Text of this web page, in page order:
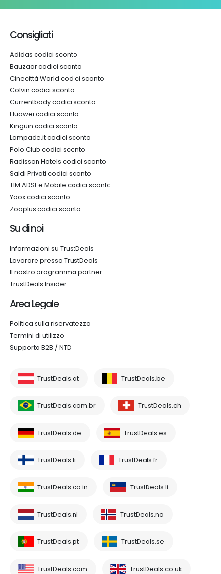
Consigliati
Adidas codici sconto
Bauzaar codici sconto
Cinecittà World codici sconto
Colvin codici sconto
Currentbody codici sconto
Huawei codici sconto
Kinguin codici sconto
Lampade.it codici sconto
Polo Club codici sconto
Radisson Hotels codici sconto
Saldi Privati codici sconto
TIM ADSL e Mobile codici sconto
Yoox codici sconto
Zooplus codici sconto
Su di noi
Informazioni su TrustDeals
Lavorare presso TrustDeals
Il nostro programma partner
TrustDeals Insider
Area Legale
Politica sulla riservatezza
Termini di utilizzo
Supporto B2B / NTD
TrustDeals.at TrustDeals.be
TrustDeals.com.br TrustDeals.ch
TrustDeals.de TrustDeals.es
TrustDeals.fi TrustDeals.fr
TrustDeals.co.in TrustDeals.li
TrustDeals.nl TrustDeals.no
TrustDeals.pt TrustDeals.se
TrustDeals.com TrustDeals.co.uk